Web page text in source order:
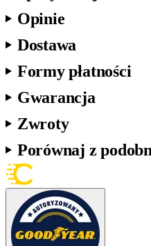
Opinie
Dostawa
Formy płatności
Gwarancja
Zwroty
Porównaj z